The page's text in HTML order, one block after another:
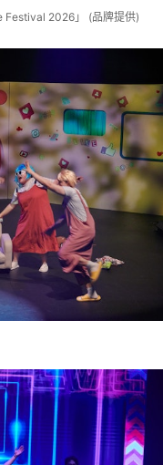
Festival 2026」 (品牌提供)